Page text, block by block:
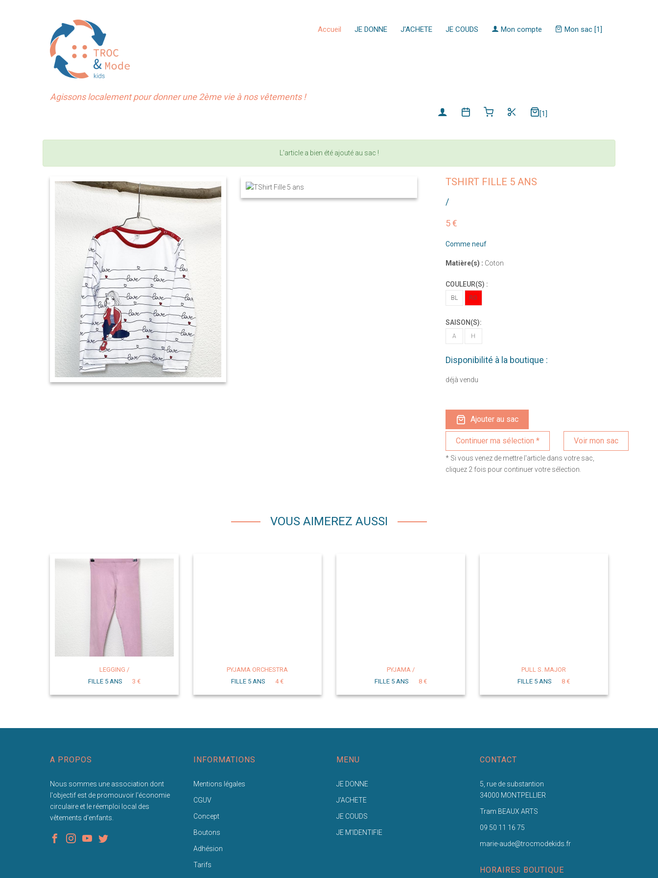
Accueil JE DONNE J'ACHETE JE COUDS Mon compte Mon sac [1]
Agissons localement pour donner une 2ème vie à nos vêtements !
[1]
L'article a bien été ajouté au sac !
TSHIRT FILLE 5 ANS
/
5 €
Comme neuf
Matière(s) : Coton
COULEUR(S) :
BL RO
SAISON(S):
A H
Disponibilité à la boutique :
déjà vendu
Ajouter au sac
Voir mon sac
* Si vous venez de mettre l'article dans votre sac,
cliquez 2 fois pour continuer votre sélection.
VOUS AIMEREZ AUSSI
LEGGING /
FILLE 5 ANS
3 €
PYJAMA ORCHESTRA
FILLE 5 ANS
4 €
PYJAMA /
FILLE 5 ANS
8 €
PULL S. MAJOR
FILLE 5 ANS
8 €
A PROPOS
Nous sommes une association dont
l'objectif est de promouvoir l'économie
circulaire et le réemploi local des
vêtements d'enfants.
INFORMATIONS
Mentions légales
CGUV
Concept
Boutons
Adhésion
Tarifs
MENU
JE DONNE
J'ACHETE
JE COUDS
JE M'IDENTIFIE
CONTACT
5, rue de substantion
34000 MONTPELLIER
Tram BEAUX ARTS
09 50 11 16 75
marie-aude@trocmodekids.fr
HORAIRES BOUTIQUE